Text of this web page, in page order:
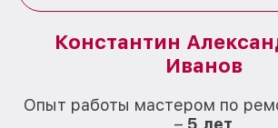
Константин
Иванов
Опыт работы мастером по
– 5 лет